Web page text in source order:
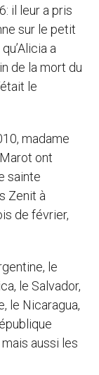
il leur a pris
sur le petit
a
de la mort du
le
madame
ont
sainte
Zenit à
de février,
le
le Salvador,
le Nicaragua,
aussi les